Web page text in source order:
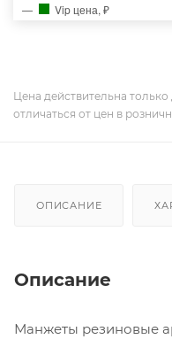
Vip цена, ₽
Цена действительна
отличаться от цен в
ОПИСАНИЕ
Описание
Манжеты резиновые